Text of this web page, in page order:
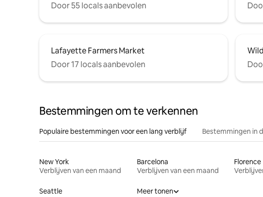
Door 55 locals aanbevolen
Lafayette Farmers Market
Door 17 locals aanbevolen
Bestemmingen om te verkennen
Populaire bestemmingen voor een lang verblijf Bestemmingen in
New York
Verblijven van een maand
Barcelona
Verblijven van een maand
Florence
Seattle
Meer tonen